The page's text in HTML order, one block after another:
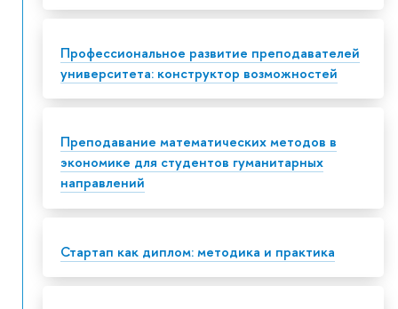
Профессиональное развитие преподавателей
университета: конструктор возможностей
Преподавание математических методов в
экономике для студентов гуманитарных
направлений
Стартап как диплом: методика и практика